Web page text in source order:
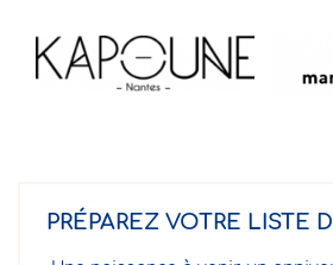
PRÉPAREZ VOTRE LISTE